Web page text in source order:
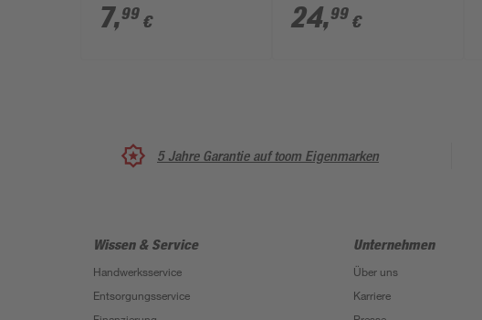
7,99 € 24,99 €
5 Jahre Garantie auf toom Eigenmarken
Wissen & Service
Handwerksservice
Entsorgungsservice
Unternehmen
Über uns
Karriere